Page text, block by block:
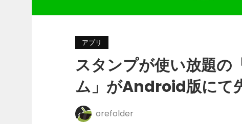
アプリ
スタンプが使い放題の
ム」がAndroid版にて
orefolder